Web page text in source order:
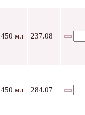
450 мл 237.08
450 мл 284.07